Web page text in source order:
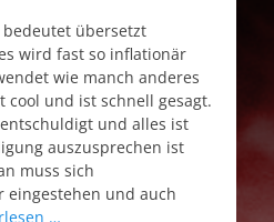
übersetzt
wird fast so inflationär
wie manch anderes
cool und ist schnell gesagt.
und alles ist
auszusprechen ist
muss sich
eingestehen und auch
…